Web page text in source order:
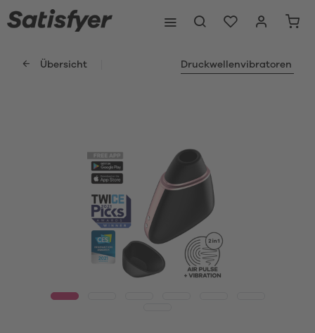
Übersicht Druckwellenvibratoren